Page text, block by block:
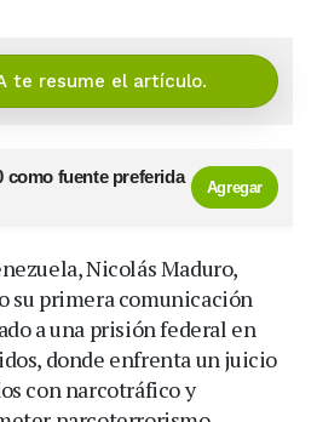
te resume el artículo.
como fuente preferida
Agregar
Nicolás Maduro,
su primera comunicación
a una prisión federal en
donde enfrenta un juicio
con narcotráfico y